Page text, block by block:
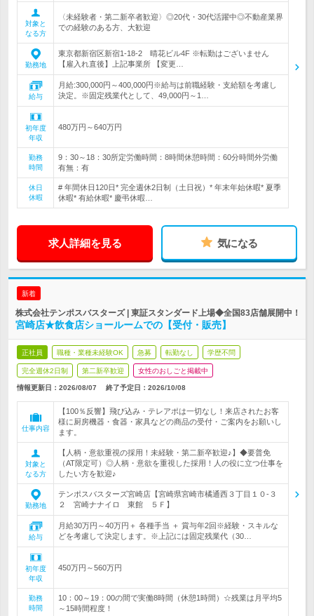
対象と
なる方
〈未経験者・第二新卒者歓迎〉◎20代・30代活躍中◎不動産業界
での経験のある方、大歓迎
勤務地
東京都新宿区新宿1-18-2 晴花ビル4F ※転勤はございません
【雇入れ直後】上記事業所 【変更…
給与
月給:300,000円～400,000円※給与は前職経験・支給額を考慮し
決定。※固定残業代として、49,000円～1…
初年度
年収
480万円～640万円
勤務
時間
9：30～18：30所定労働時間：8時間休憩時間：60分時間外労働
有無：有
休日
休暇
# 年間休日120日* 完全週休2日制（土日祝）* 年末年始休暇* 夏季
休暇* 有給休暇* 慶弔休暇…
求人詳細を見る 気になる
新着
株式会社テンポスバスターズ | 東証スタンダード上場◆全国83店舗展開中！
宮崎店★飲食店ショールームでの【受付・販売】
正社員 職種・業種未経験OK 急募 転勤なし 学歴不問
完全週休2日制 第二新卒歓迎 女性のおしごと掲載中
情報更新日：2026/08/07 終了予定日： 2026/10/08
仕事内容
【100％反響】飛び込み・テレアポは一切なし！来店されたお客
様に厨房機器・食器・家具などの商品の受付・ご案内をお願いし
ます。
対象と
なる方
【人柄・意欲重視の採用！未経験・第二新卒歓迎♪】◆要普免
（AT限定可）◎人柄・意欲を重視した採用！人の役に立つ仕事を
したい方を歓迎♪
勤務地
テンポスバスターズ宮崎店【宮崎県宮崎市橘通西３丁目１０‐３
２ 宮崎ナナイロ 東館 ５Ｆ】
給与
月給30万円～40万円＋ 各種手当 ＋ 賞与年2回※経験・スキルな
どを考慮して決定します。※上記には固定残業代（30…
初年度
年収
450万円～560万円
勤務
時間
10：00～19：00の間で実働8時間（休憩1時間）☆残業は月平均5
～15時間程度！